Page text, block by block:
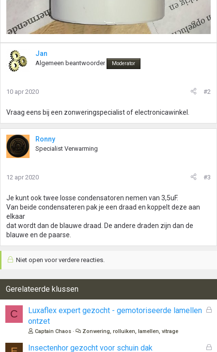
Jan
Algemeen beantwoorder Moderator
10 apr 2020 #2
Vraag eens bij een zonweringspecialist of electronicawinkel.
Ronny
Specialist Verwarming
12 apr 2020 #3
Je kunt ook twee losse condensatoren nemen van 3,5uF.
Van beide condensateren pak je een draad en koppelt deze aan
elkaar
dat wordt dan de blauwe draad. De andere draden zijn dan de
blauwe en de paarse.
Niet open voor verdere reacties.
Gerelateerde klussen
C
G
o
Luxaflex expert gezocht - gemotoriseerde lamellen
ontzet
Captain Chaos Zonwering, rolluiken, lamellen, vitrage
G
Insectenhor gezocht voor schuin dak